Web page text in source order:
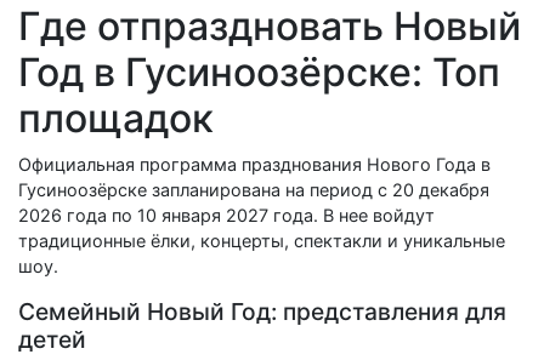
Где отпраздновать Новый
Год в Гусиноозёрске: Топ
площадок
Официальная программа празднования Нового Года в
Гусиноозёрске запланирована на период с 20 декабря
2026 года по 10 января 2027 года. В нее войдут
традиционные ёлки, концерты, спектакли и уникальные
шоу.
Семейный Новый Год: представления для
детей